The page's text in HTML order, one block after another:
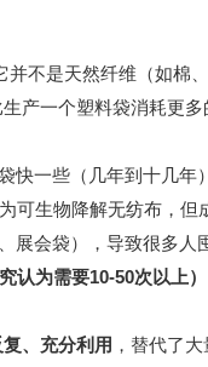
不是天然纤维（如棉、
产一个塑料袋消耗更
快一些（几年到十几年
可生物降解无纺布，但
展会袋），导致很多人
认为需要10-50次以上）
、充分利用 ，替代了